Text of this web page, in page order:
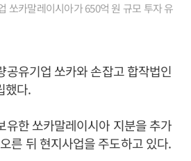
쏘카말레이시아가 650억 원 규모 투자 유
공유기업 쏘카와 손잡고 합작법인
했다.
유한 쏘카말레이시아 지분을 추가
른 뒤 현지사업을 주도하고 있다.